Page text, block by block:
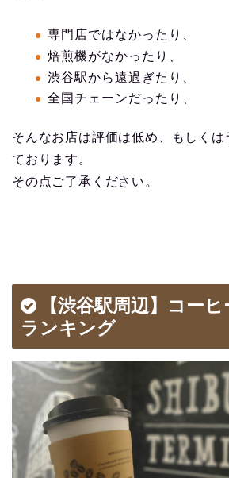
専門店ではなかったり、
焙煎機がなかったり、
渋谷駅から遠過ぎたり、
全国チェーンだったり、
そんなお店は評価は低め、もしくは
ております。
その点ご了承ください。
【渋谷駅周辺】コー
ランキング